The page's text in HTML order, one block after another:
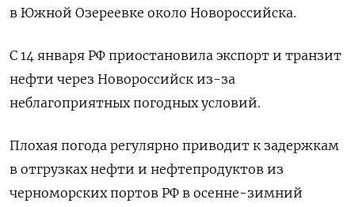
в Южной Озереевке около Новороссийска.
С 14 января РФ приостановила экспорт и транзит
нефти через Новороссийск из-за
неблагоприятных погодных условий.
Плохая погода регулярно приводит к задержкам
в отгрузках нефти и нефтепродуктов из
черноморских портов РФ в осенне-зимний